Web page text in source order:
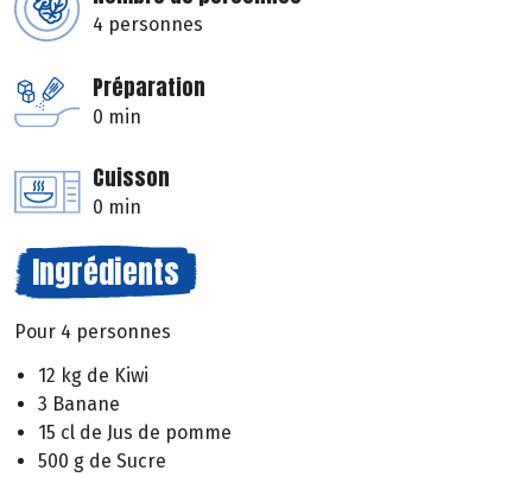
4 personnes
Préparation
0 min
Cuisson
0 min
Ingrédients
Pour 4 personnes
12 kg de Kiwi
3 Banane
15 cl de Jus de pomme
500 g de Sucre